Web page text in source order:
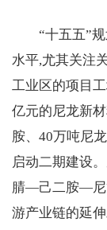
“十五五”
水平,尤其关注
工业区的项目
亿元的尼龙新
胺、40万吨尼
启动二期建设
腈—己二胺—尼
游产业链的延